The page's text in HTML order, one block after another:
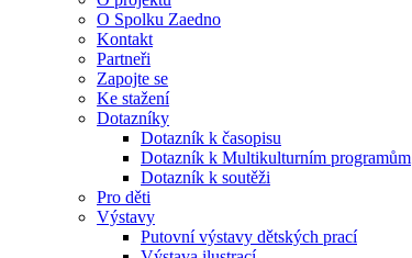
O Spolku Zaedno
Kontakt
Partneři
Zapojte se
Ke stažení
Dotazníky
Dotazník k časopisu
Dotazník k Multikulturním programům
Dotazník k soutěži
Pro děti
Výstavy
Putovní výstavy dětských prací